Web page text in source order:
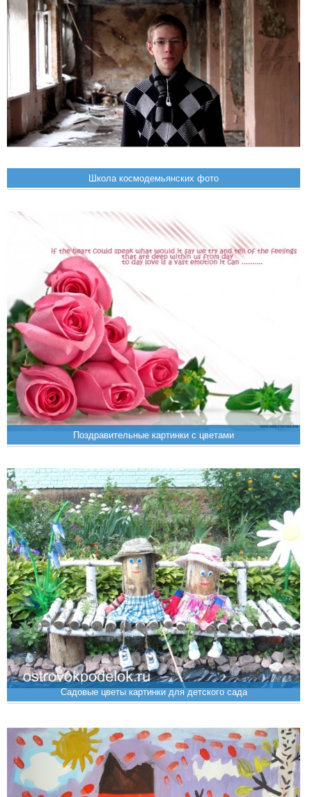
Школа космодемьянских фото
Поздравительные картинки с цветами
Садовые цветы картинки для детского сада